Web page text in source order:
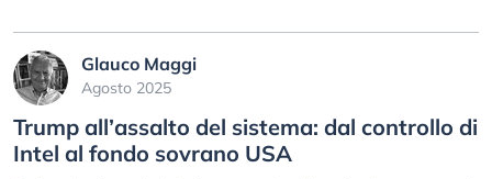
Glauco Maggi
Agosto 2025
Trump all’assalto del sistema: dal controllo di
Intel al fondo sovrano USA